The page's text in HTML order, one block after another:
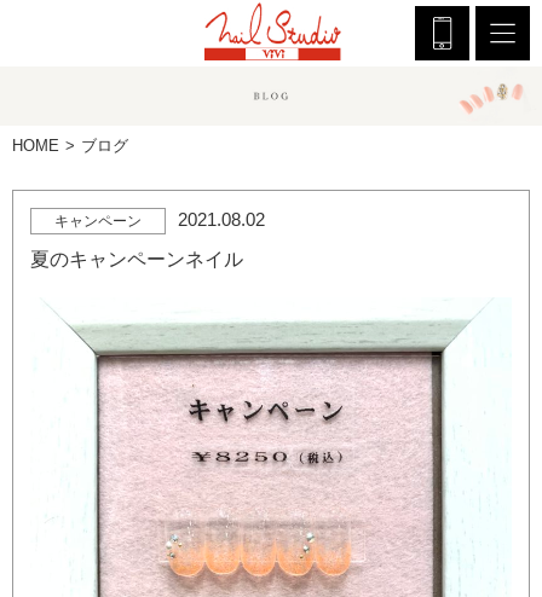
HOME ブログ
キャンペーン
2021.08.02
夏のキャンペーンネイル